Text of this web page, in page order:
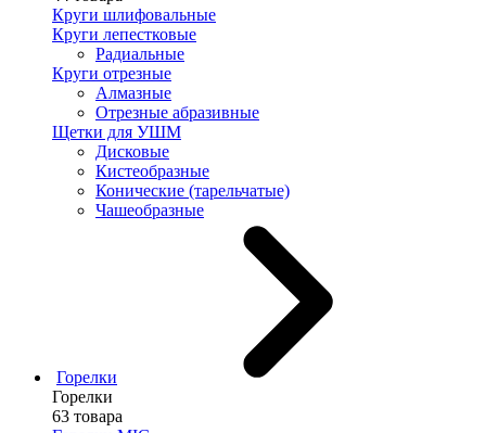
Круги шлифовальные
Круги лепестковые
Радиальные
Круги отрезные
Алмазные
Отрезные абразивные
Щетки для УШМ
Дисковые
Кистеобразные
Конические (тарельчатые)
Чашеобразные
Горелки
Горелки
63 товара